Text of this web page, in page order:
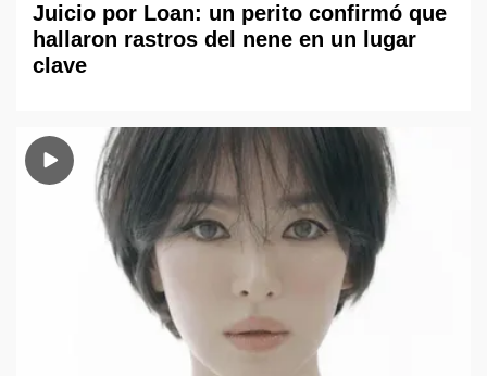
Juicio por Loan: un perito confirmó que
hallaron rastros del nene en un lugar
clave